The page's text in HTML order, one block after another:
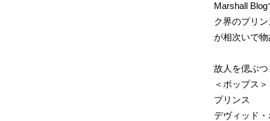
Marshall
ク界のプリ
が相次いで
故人を偲ぶ
＜ポップス＞
プリンス
デヴィッド